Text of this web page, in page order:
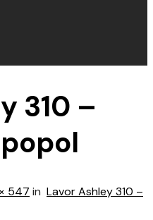
310 –
547 in Lavor Ashley 310 –